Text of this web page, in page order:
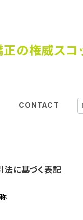
の権威ス
CONTACT
法に基づく表記